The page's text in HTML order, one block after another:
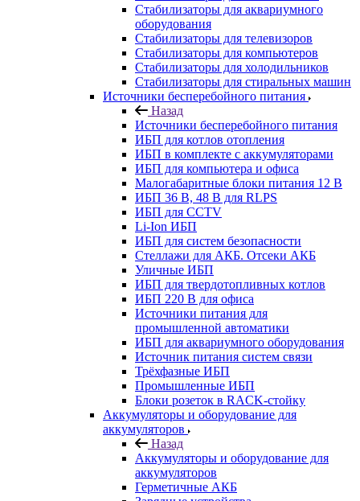
Стабилизаторы для аквариумного
оборудования
Стабилизаторы для телевизоров
Стабилизаторы для компьютеров
Стабилизаторы для холодильников
Стабилизаторы для стиральных машин
Источники бесперебойного питания
Назад
Источники бесперебойного питания
ИБП для котлов отопления
ИБП в комплекте с аккумуляторами
ИБП для компьютера и офиса
Малогабаритные блоки питания 12 В
ИБП 36 В, 48 В для RLPS
ИБП для CCTV
Li-Ion ИБП
ИБП для систем безопасности
Стеллажи для АКБ. Отсеки АКБ
Уличные ИБП
ИБП для твердотопливных котлов
ИБП 220 В для офиса
Источники питания для
промышленной автоматики
ИБП для аквариумного оборудования
Источник питания систем связи
Трёхфазные ИБП
Промышленные ИБП
Блоки розеток в RACK-стойку
Аккумуляторы и оборудование для
аккумуляторов
Назад
Аккумуляторы и оборудование для
аккумуляторов
Герметичные АКБ